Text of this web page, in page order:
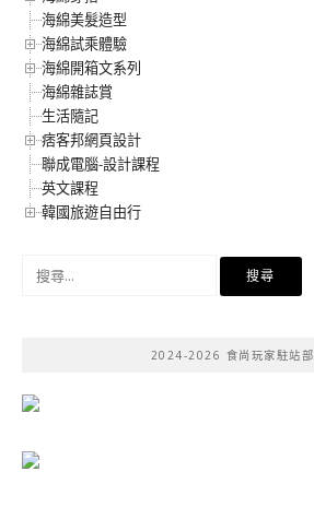
海綿美髮造型
海綿試乘體驗
海綿開箱文系列
海綿雜誌賞
生活隨記
痞客邦網頁設計
聯成電腦-設計課程
英文課程
韓國旅遊自由行
2024-2026 食尚玩家駐站